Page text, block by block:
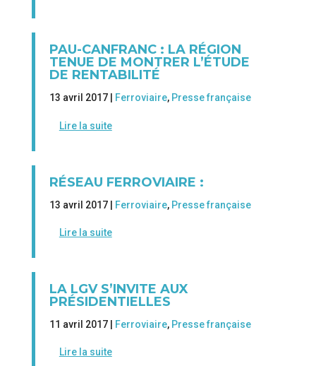
PAU-CANFRANC : LA RÉGION
TENUE DE MONTRER L’ÉTUDE
DE RENTABILITÉ
13 avril 2017 | Ferroviaire, Presse française
Lire la suite
RÉSEAU FERROVIAIRE :
13 avril 2017 | Ferroviaire, Presse française
Lire la suite
LA LGV S’INVITE AUX
PRÉSIDENTIELLES
11 avril 2017 | Ferroviaire, Presse française
Lire la suite